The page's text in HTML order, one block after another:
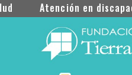
Atención en